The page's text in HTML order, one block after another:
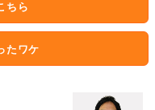
ちら
たワケ